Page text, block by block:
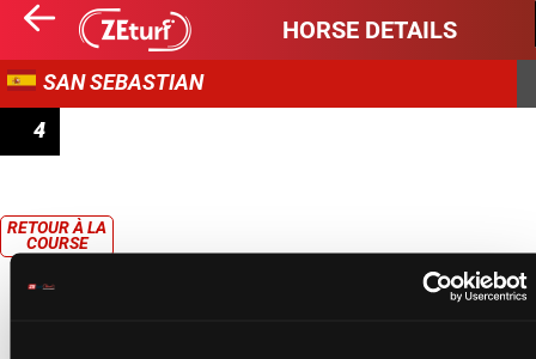
HORSE DETAILS
SAN SEBASTIAN
4
RETOUR À LA
COURSE